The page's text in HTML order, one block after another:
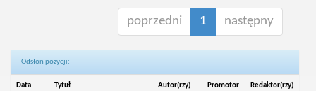
poprzedni 1 następny
Odsłon pozycji:
Data
Tytuł Autor(rzy) Promotor Redaktor(rzy)